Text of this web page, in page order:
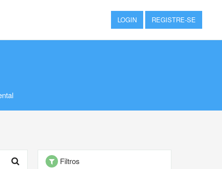
LOGIN REGISTRE-SE
Filtros